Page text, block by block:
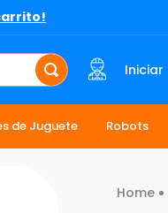
Iniciar
de Juguete Robots